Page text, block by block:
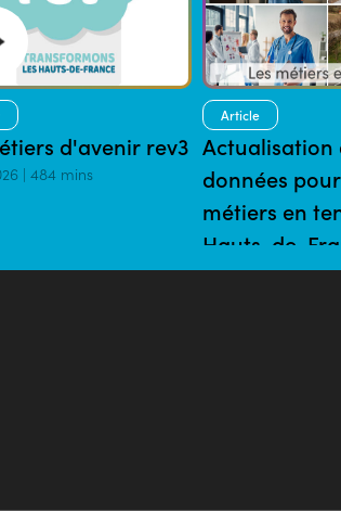
d'avenir rev3
| 484 mins
Article
Actualisation
données
métiers en
Hauts-de-
05/02/2024 | 3 mins